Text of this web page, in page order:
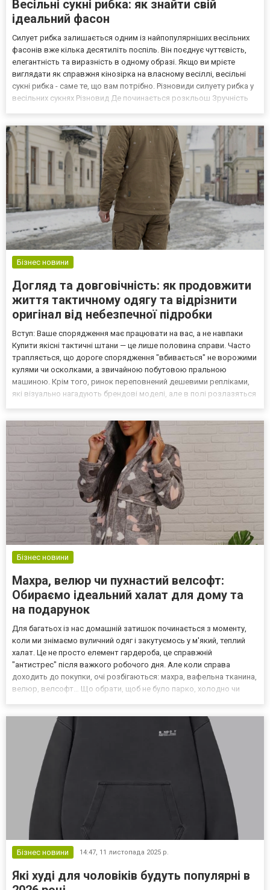
Весільні сукні рибка: як знайти свій
ідеальний фасон
Силует рибка залишається одним із найпопулярніших весільних
фасонів вже кілька десятиліть поспіль. Він поєднує чуттєвість,
елегантність та виразність в одному образі. Якщо ви мрієте
виглядати як справжня кінозірка на власному весіллі, весільні
сукні рибка - саме те, що вам потрібно. Різновиди силуету рибка у
весільних сукнях Різновид Де починається розкльош Зручність
Бізнес новини
Догляд та довговічність: як продовжити
життя тактичному одягу та відрізнити
оригінал від небезпечної підробки
Вступ: Ваше спорядження має працювати на вас, а не навпаки
Купити якісні тактичні штани — це лише половина справи. Часто
трапляється, що дороге спорядження "вбивається" не ворожими
кулями чи осколками, а звичайною побутовою пральною
машиною. Крім того, ринок переповнений дешевими репліками,
які візуально нагадують брендові моделі, але в полі розлазяться
Бізнес новини
Махра, велюр чи пухнастий велсофт:
Обираємо ідеальний халат для дому та
на подарунок
Для багатьох із нас домашній затишок починається з моменту,
коли ми знімаємо вуличний одяг і закутуємось у м'який, теплий
халат. Це не просто елемент гардероба, це справжній
"антистрес" після важкого робочого дня. Але коли справа
доходить до покупки, очі розбігаються: махра, вафельна тканина,
велюр, велсофт… Що обрати, щоб не було парко, холодно чи
Бізнес новини 14:47, 11 листопада 2025 р.
Які худі для чоловіків будуть популярні в